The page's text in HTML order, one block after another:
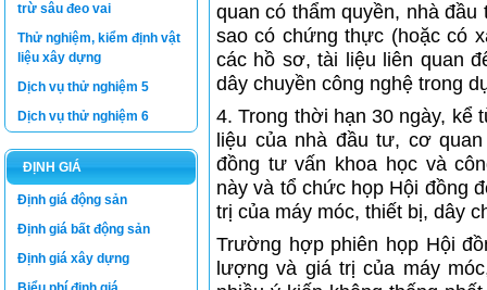
trừ sâu đeo vai
Thử nghiệm, kiểm định vật
liệu xây dựng
Dịch vụ thử nghiệm 5
Dịch vụ thử nghiệm 6
ĐỊNH GIÁ
Định giá động sản
Định giá bất động sản
Định giá xây dựng
quan có thẩm quyền, nhà
sao có chứng thực (hoặc có
các hồ sơ, tài liệu liên quan
dây chuyền công nghệ trong
4. Trong thời hạn 30 ngày, kể
liệu của nhà đầu tư, cơ
đồng tư vấn khoa học và
này và tổ chức họp Hội đồng
trị của máy móc, thiết bị, dây
Trường hợp phiên họp Hội
lượng và giá trị của máy